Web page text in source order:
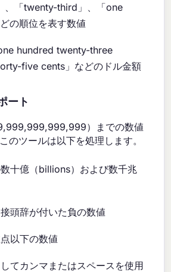
、「twenty-third」、「one
の順位を表す数値
hundred twenty-three
five cents」などのドル金額
ート
）までの数値
のツールは以下を処理します。
十億（billions）および数千兆
頭辞が付いた負の数値
以下の数値
てカンマまたはスペースを使用